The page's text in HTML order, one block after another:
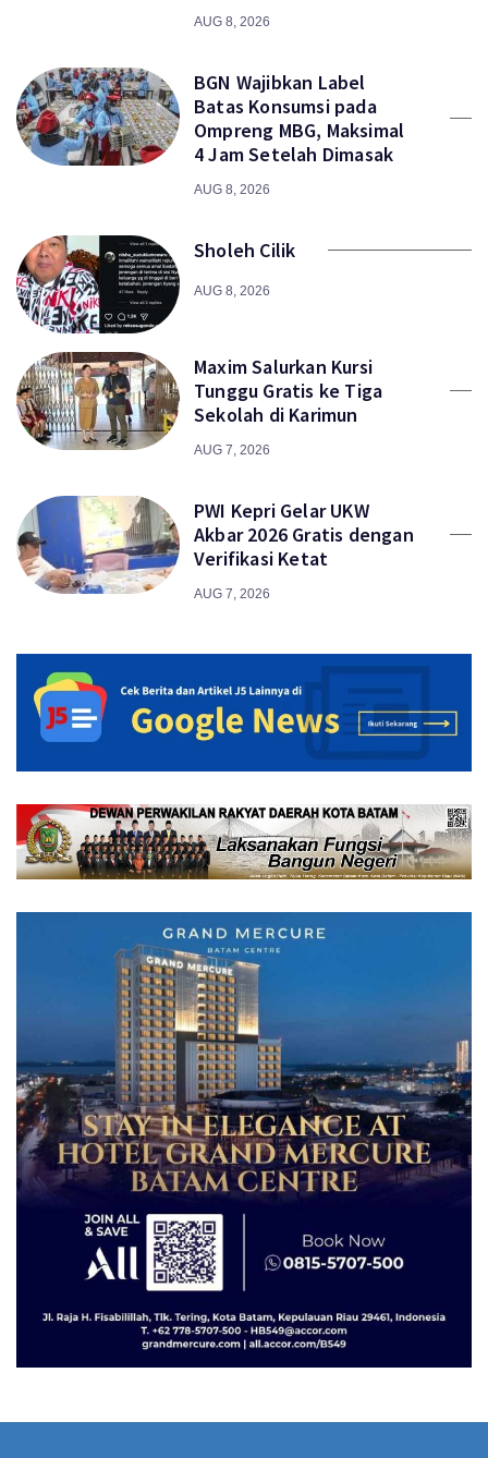
AUG 8, 2026
BGN Wajibkan Label
Batas Konsumsi pada
Ompreng MBG, Maksimal
4 Jam Setelah Dimasak
AUG 8, 2026
Sholeh Cilik
AUG 8, 2026
Maxim Salurkan Kursi
Tunggu Gratis ke Tiga
Sekolah di Karimun
AUG 7, 2026
PWI Kepri Gelar UKW
Akbar 2026 Gratis dengan
Verifikasi Ketat
AUG 7, 2026